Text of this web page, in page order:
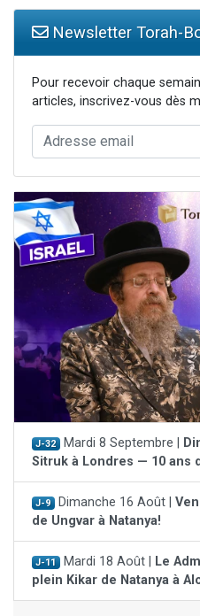
Newsletter Torah-
Pour recevoir chaque
articles, inscrivez-vous dès
J-32 Mardi 8 Septembre |
Sitruk à Londres — 10 ans
J-9 Dimanche 16 Août |
de Ungvar à Natanya!
J-11 Mardi 18 Août |
Le
plein Kikar de Natanya à